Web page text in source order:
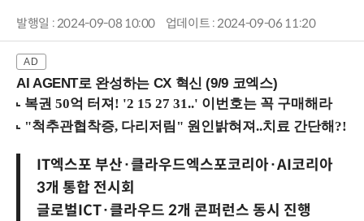
발행일 : 2024-09-08 10:00 업데이트 : 2024-09-06 11:20
AI AGENT로 완성하는 CX 혁신 (9/9 코엑스)
IT엑스포 부산·클라우드엑스포코리아·AI코리아
3개 통합 전시회
글로벌ICT·클라우드 2개 콘퍼런스 동시 진행